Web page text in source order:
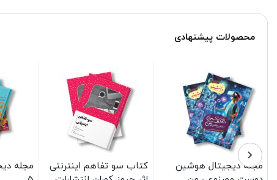
محصولات پیشنهادی
مجله دیجیتال هوشین
کتاب سو تفاهم اینترنتی
مجله